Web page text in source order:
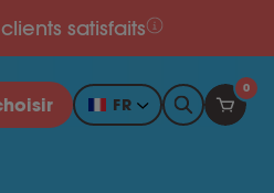
satisfaits
FR
0